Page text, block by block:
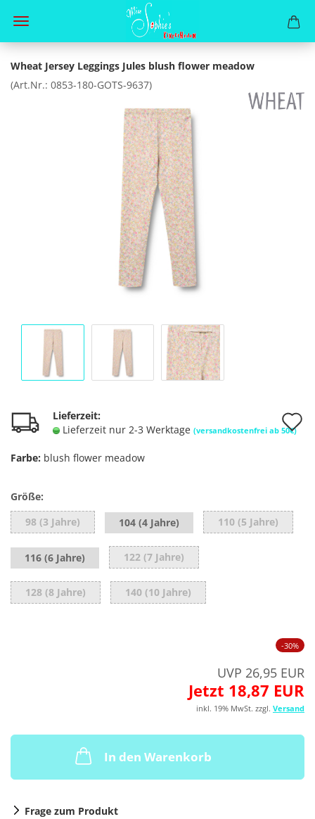
Wheat Jersey Leggings Jules blush flower meadow
(Art.Nr.: 0853-180-GOTS-9637)
Lieferzeit:
Lieferzeit nur 2-3 Werktage (versandkostenfrei ab 50€)
Farbe: blush flower meadow
Größe:
98 (3 Jahre)
104 (4 Jahre) 110 (5 Jahre)
116 (6 Jahre) 122 (7 Jahre)
128 (8 Jahre) 140 (10 Jahre)
-30%
UVP 26,95 EUR
Jetzt 18,87 EUR
inkl. 19% MwSt. zzgl. Versand
In den Warenkorb
Frage zum Produkt